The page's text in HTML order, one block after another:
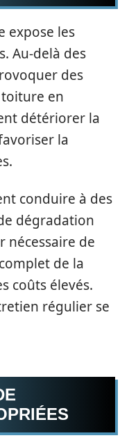
expose les
Au-delà des
des
en
détériorer la
la
conduire à des
dégradation
nécessaire de
de la
coûts élevés.
régulier se